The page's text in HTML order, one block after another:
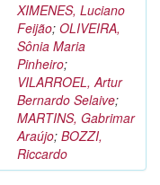
XIMENES, Luciano
Feijão; OLIVEIRA,
Sônia Maria
Pinheiro;
VILARROEL, Artur
Bernardo Selaive;
MARTINS, Gabrimar
Araújo; BOZZI,
Riccardo